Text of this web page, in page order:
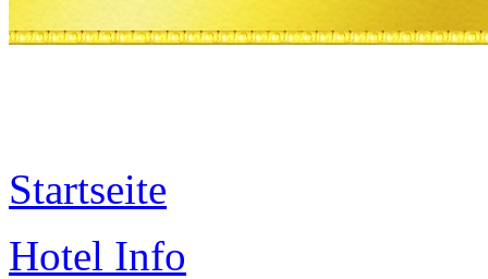
Startseite
Hotel Info